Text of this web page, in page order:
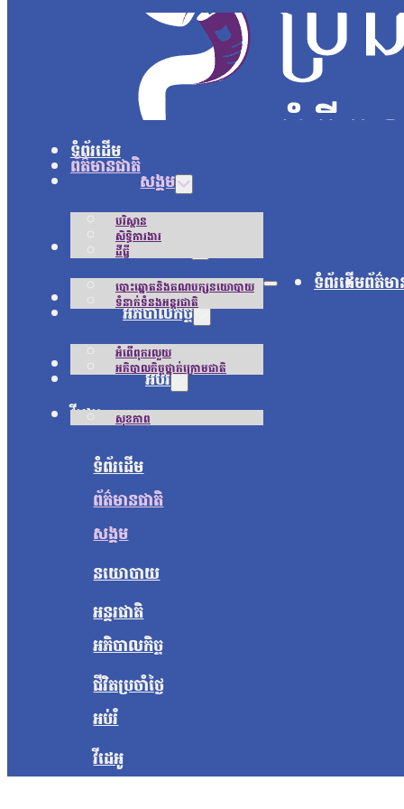
ទំព័រដើម
ព័ត៌មានជាតិ
សង្គម
បរិស្ថាន
សិទ្ធិការងារ
ដីធ្លីនយោបាយ
បោះឆ្នោតនិងគណបក្សនយោបាយ
ទំនាក់ទំនងអន្តរជាតិ
អន្តរជាតិ
អភិបាលកិច្ច
អំពើពុករលួយ
អភិបាលកិច្ចថ្នាក់ក្រោមជាតិ
ជីវិតប្រចាំថ្ងៃ
អប់រំ
សុខភាព
វីដេអូ
ទំព័រដើមព័ត៌ម
ទំព័រដើម
ព័ត៌មានជាតិ
សង្គម
នយោបាយ
អន្តរជាតិ
អភិបាលកិច្ច
ជីវិតប្រចាំថ្ងៃ
អប់រំ
វីដេអូ